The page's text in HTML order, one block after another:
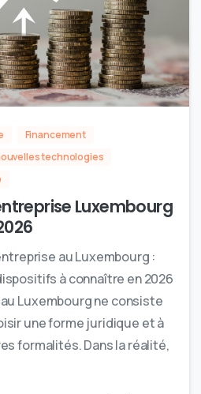
Financement
technologies
Luxembourg
au Luxembourg :
à connaître en 2026
Luxembourg ne consiste
une forme juridique et à
formalités. Dans la réalité,